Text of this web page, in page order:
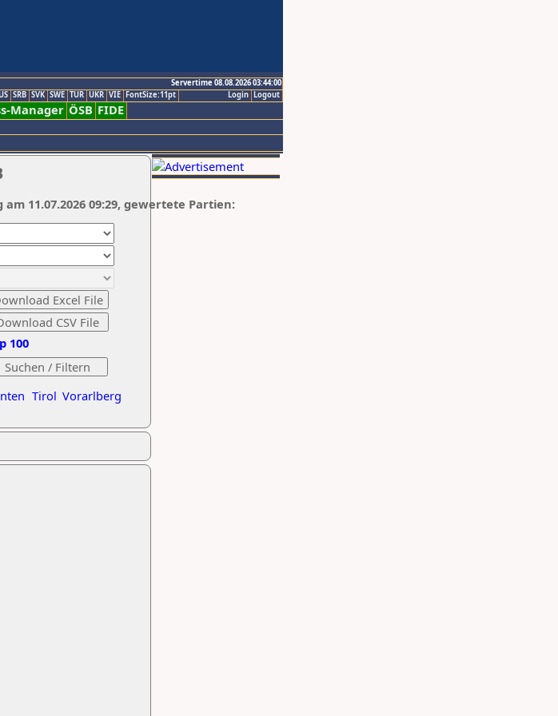
Servertime 08.08.2026 03:44:00
Logout
Login
SRB SVK SWE TUR UKR VIE FontSize:11pt
Manager ÖSB FIDE
Tirol Vorarlberg
100
11.07.2026 09:29, gewertete Partien: